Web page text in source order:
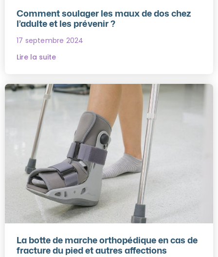
Comment soulager les maux de dos chez
l’adulte et les prévenir ?
17 septembre 2024
Lire la suite
La botte de marche orthopédique en cas de
fracture du pied et autres affections